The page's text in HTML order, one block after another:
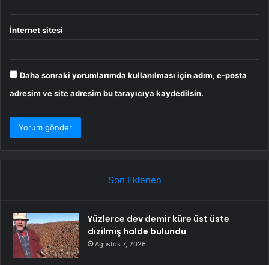
İnternet sitesi
Daha sonraki yorumlarımda kullanılması için adım, e-posta
adresim ve site adresim bu tarayıcıya kaydedilsin.
Son Eklenen
Yüzlerce dev demir küre üst üste
dizilmiş halde bulundu
Ağustos 7, 2026